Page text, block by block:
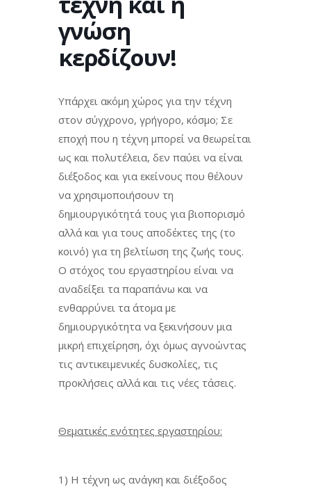
γνώση
κερδίζουν!
Υπάρχει ακόμη χώρος για την τέχνη
στον σύγχρονο, γρήγορο, κόσμο; Σε
εποχή που η τέχνη μπορεί να θεωρείται
ως και πολυτέλεια, δεν παύει να είναι
διέξοδος και για εκείνους που θέλουν
να χρησιμοποιήσουν τη
δημιουργικότητά τους για βιοπορισμό
αλλά και για τους αποδέκτες της (το
κοινό) για τη βελτίωση της ζωής τους.
Ο στόχος του εργαστηρίου είναι να
αναδείξει τα παραπάνω και να
ενθαρρύνει τα άτομα με
δημιουργικότητα να ξεκινήσουν μια
μικρή επιχείρηση, όχι όμως αγνοώντας
τις αντικειμενικές δυσκολίες, τις
προκλήσεις αλλά και τις νέες τάσεις.
Θεματικές ενότητες εργαστηρίου:
1) Η τέχνη ως ανάγκη και διέξοδος